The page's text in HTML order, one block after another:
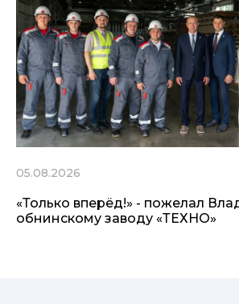
05.08.2026
«Только вперёд!» - пожелал
обнинскому заводу «ТЕХНО»